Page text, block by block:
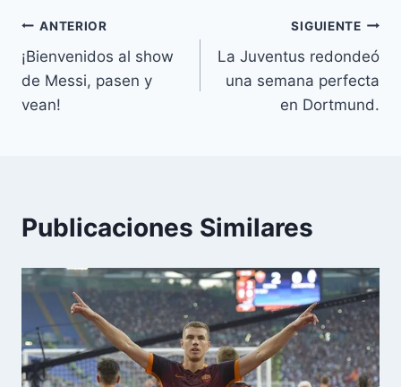
Navegación
de
entradas
ANTERIOR
¡Bienvenidos al show
de Messi, pasen y
vean!
SIGUIENTE
La Juventus redondeó
una semana perfecta
en Dortmund.
Publicaciones Similares